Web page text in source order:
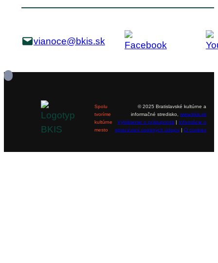
vianoce@bkis.sk
Spolu
tvoríme
kultúrne
mesto
© 2025 Bratislavské kultúrne a
informačné stredisko, www.bkis.sk
Vyhlásenie o prístupnosti | Informácie o
spracúvaní osobných údajov | O cookies